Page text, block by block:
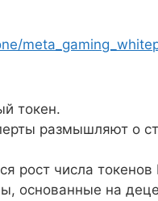
токен.
размышляют о
рост числа
основанные на